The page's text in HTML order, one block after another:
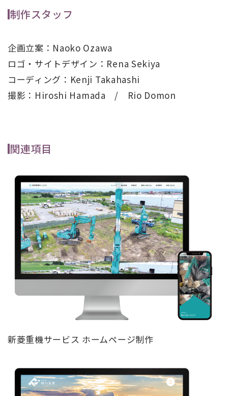
制作スタッフ
企画立案：Naoko Ozawa
ロゴ・サイトデザイン：Rena Sekiya
コーディング：Kenji Takahashi
撮影：Hiroshi Hamada / Rio Domon
関連項目
新菱重機サービス ホームページ制作